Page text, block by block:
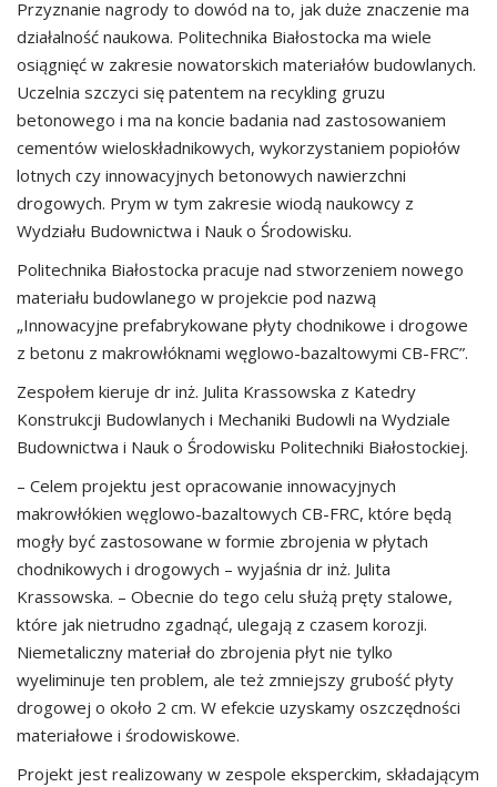
Przyznanie nagrody to dowód na to, jak duże znaczenie ma
działalność naukowa. Politechnika Białostocka ma wiele
osiągnięć w zakresie nowatorskich materiałów budowlanych.
Uczelnia szczyci się patentem na recykling gruzu
betonowego i ma na koncie badania nad zastosowaniem
cementów wieloskładnikowych, wykorzystaniem popiołów
lotnych czy innowacyjnych betonowych nawierzchni
drogowych. Prym w tym zakresie wiodą naukowcy z
Wydziału Budownictwa i Nauk o Środowisku.
Politechnika Białostocka pracuje nad stworzeniem nowego
materiału budowlanego w projekcie pod nazwą
„Innowacyjne prefabrykowane płyty chodnikowe i drogowe
z betonu z makrowłóknami węglowo-bazaltowymi CB-FRC”.
Zespołem kieruje dr inż. Julita Krassowska z Katedry
Konstrukcji Budowlanych i Mechaniki Budowli na Wydziale
Budownictwa i Nauk o Środowisku Politechniki Białostockiej.
– Celem projektu jest opracowanie innowacyjnych
makrowłókien węglowo-bazaltowych CB-FRC, które będą
mogły być zastosowane w formie zbrojenia w płytach
chodnikowych i drogowych – wyjaśnia dr inż. Julita
Krassowska. – Obecnie do tego celu służą pręty stalowe,
które jak nietrudno zgadnąć, ulegają z czasem korozji.
Niemetaliczny materiał do zbrojenia płyt nie tylko
wyeliminuje ten problem, ale też zmniejszy grubość płyty
drogowej o około 2 cm. W efekcie uzyskamy oszczędności
materiałowe i środowiskowe.
Projekt jest realizowany w zespole eksperckim, składającym